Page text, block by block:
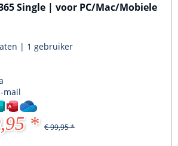
Single | voor PC/Mac/Mobiele
| 1 gebruiker
mail
* € 99,95 *